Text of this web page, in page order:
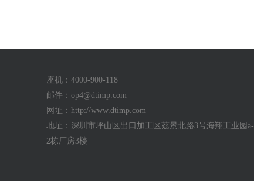
座机：4000-900-118
邮件： op4@dtimp.com
网址：http://www.dtimp.com
地址：深圳市坪山区出口加工区荔景北路3号海翔工业园a-
2栋厂房3楼